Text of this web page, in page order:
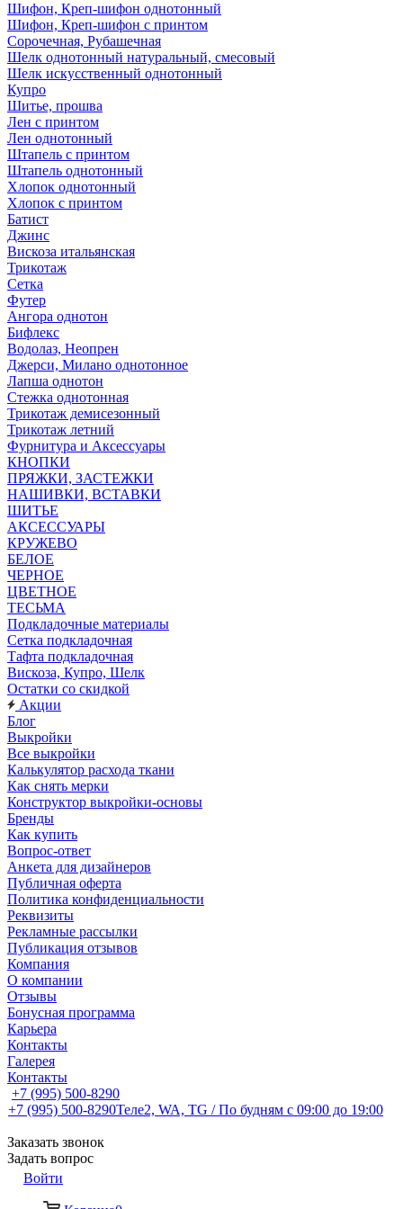
Шифон, Креп-шифон однотонный
Шифон, Креп-шифон с принтом
Сорочечная, Рубашечная
Шелк однотонный натуральный, смесовый
Шелк искусственный однотонный
Купро
Шитье, прошва
Лен с принтом
Лен однотонный
Штапель с принтом
Штапель однотонный
Хлопок однотонный
Хлопок с принтом
Батист
Джинс
Вискоза итальянская
Трикотаж
Сетка
Футер
Ангора однотон
Бифлекс
Водолаз, Неопрен
Джерси, Милано однотонное
Лапша однотон
Стежка однотонная
Трикотаж демисезонный
Трикотаж летний
Фурнитура и Аксессуары
КНОПКИ
ПРЯЖКИ, ЗАСТЕЖКИ
НАШИВКИ, ВСТАВКИ
ШИТЬЕ
АКСЕССУАРЫ
КРУЖЕВО
БЕЛОЕ
ЧЕРНОЕ
ЦВЕТНОЕ
ТЕСЬМА
Подкладочные материалы
Сетка подкладочная
Тафта подкладочная
Вискоза, Купро, Шелк
Остатки со скидкой
Акции
Блог
Выкройки
Все выкройки
Калькулятор расхода ткани
Как снять мерки
Конструктор выкройки-основы
Бренды
Как купить
Вопрос-ответ
Анкета для дизайнеров
Публичная оферта
Политика конфиденциальности
Реквизиты
Рекламные рассылки
Публикация отзывов
Компания
О компании
Отзывы
Бонусная программа
Карьера
Контакты
Галерея
Контакты
+7 (995) 500-8290
+7 (995) 500-8290Теле2, WA, TG / По будням c 09:00 до 19:00
Заказать звонок
Задать вопрос
Войти